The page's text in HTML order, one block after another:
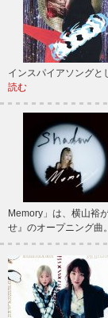
インスパイアソング
読む
Memory」は、横山裕
せ』のオープニング